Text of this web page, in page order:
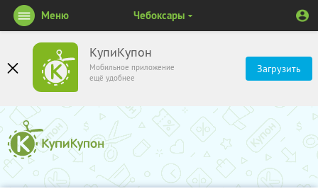
КупиКупон
Мобильное приложение
ещё удобнее
Загрузить
Меню Чебоксары